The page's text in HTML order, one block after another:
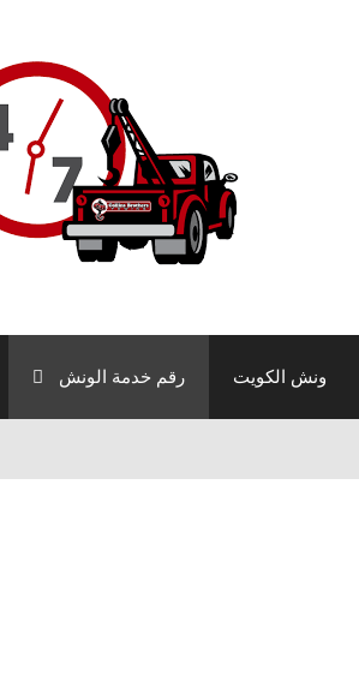
ونش الكويت رقم خدمة الونش